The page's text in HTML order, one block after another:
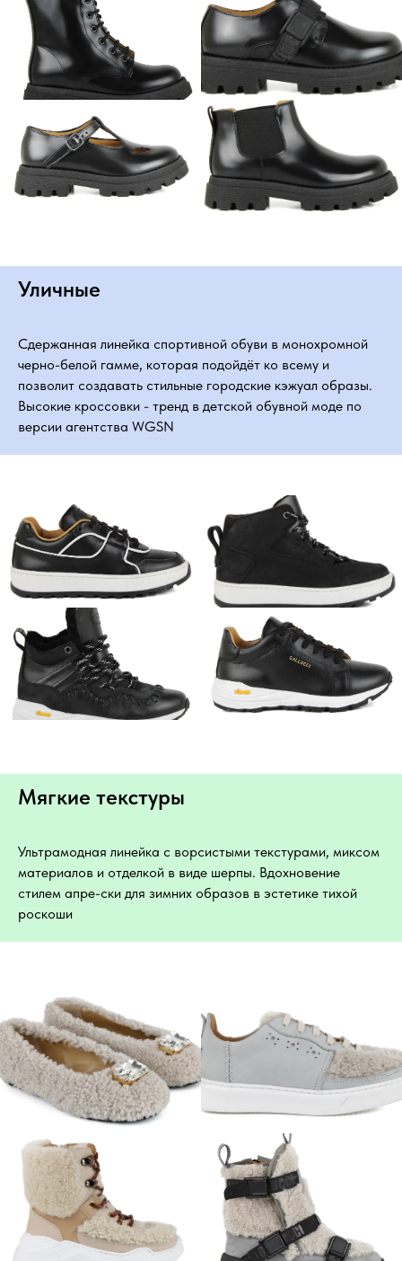
Уличные
Сдержанная линейка спортивной обуви в монохромной
черно-белой гамме, которая подойдёт ко всему и
позволит создавать стильные городские кэжуал образы.
Высокие кроссовки - тренд в детской обувной моде по
версии агентства WGSN
Мягкие текстуры
Ультрамодная линейка с ворсистыми текстурами, миксом
материалов и отделкой в виде шерпы. Вдохновение
стилем апре-ски для зимних образов в эстетике тихой
роскоши